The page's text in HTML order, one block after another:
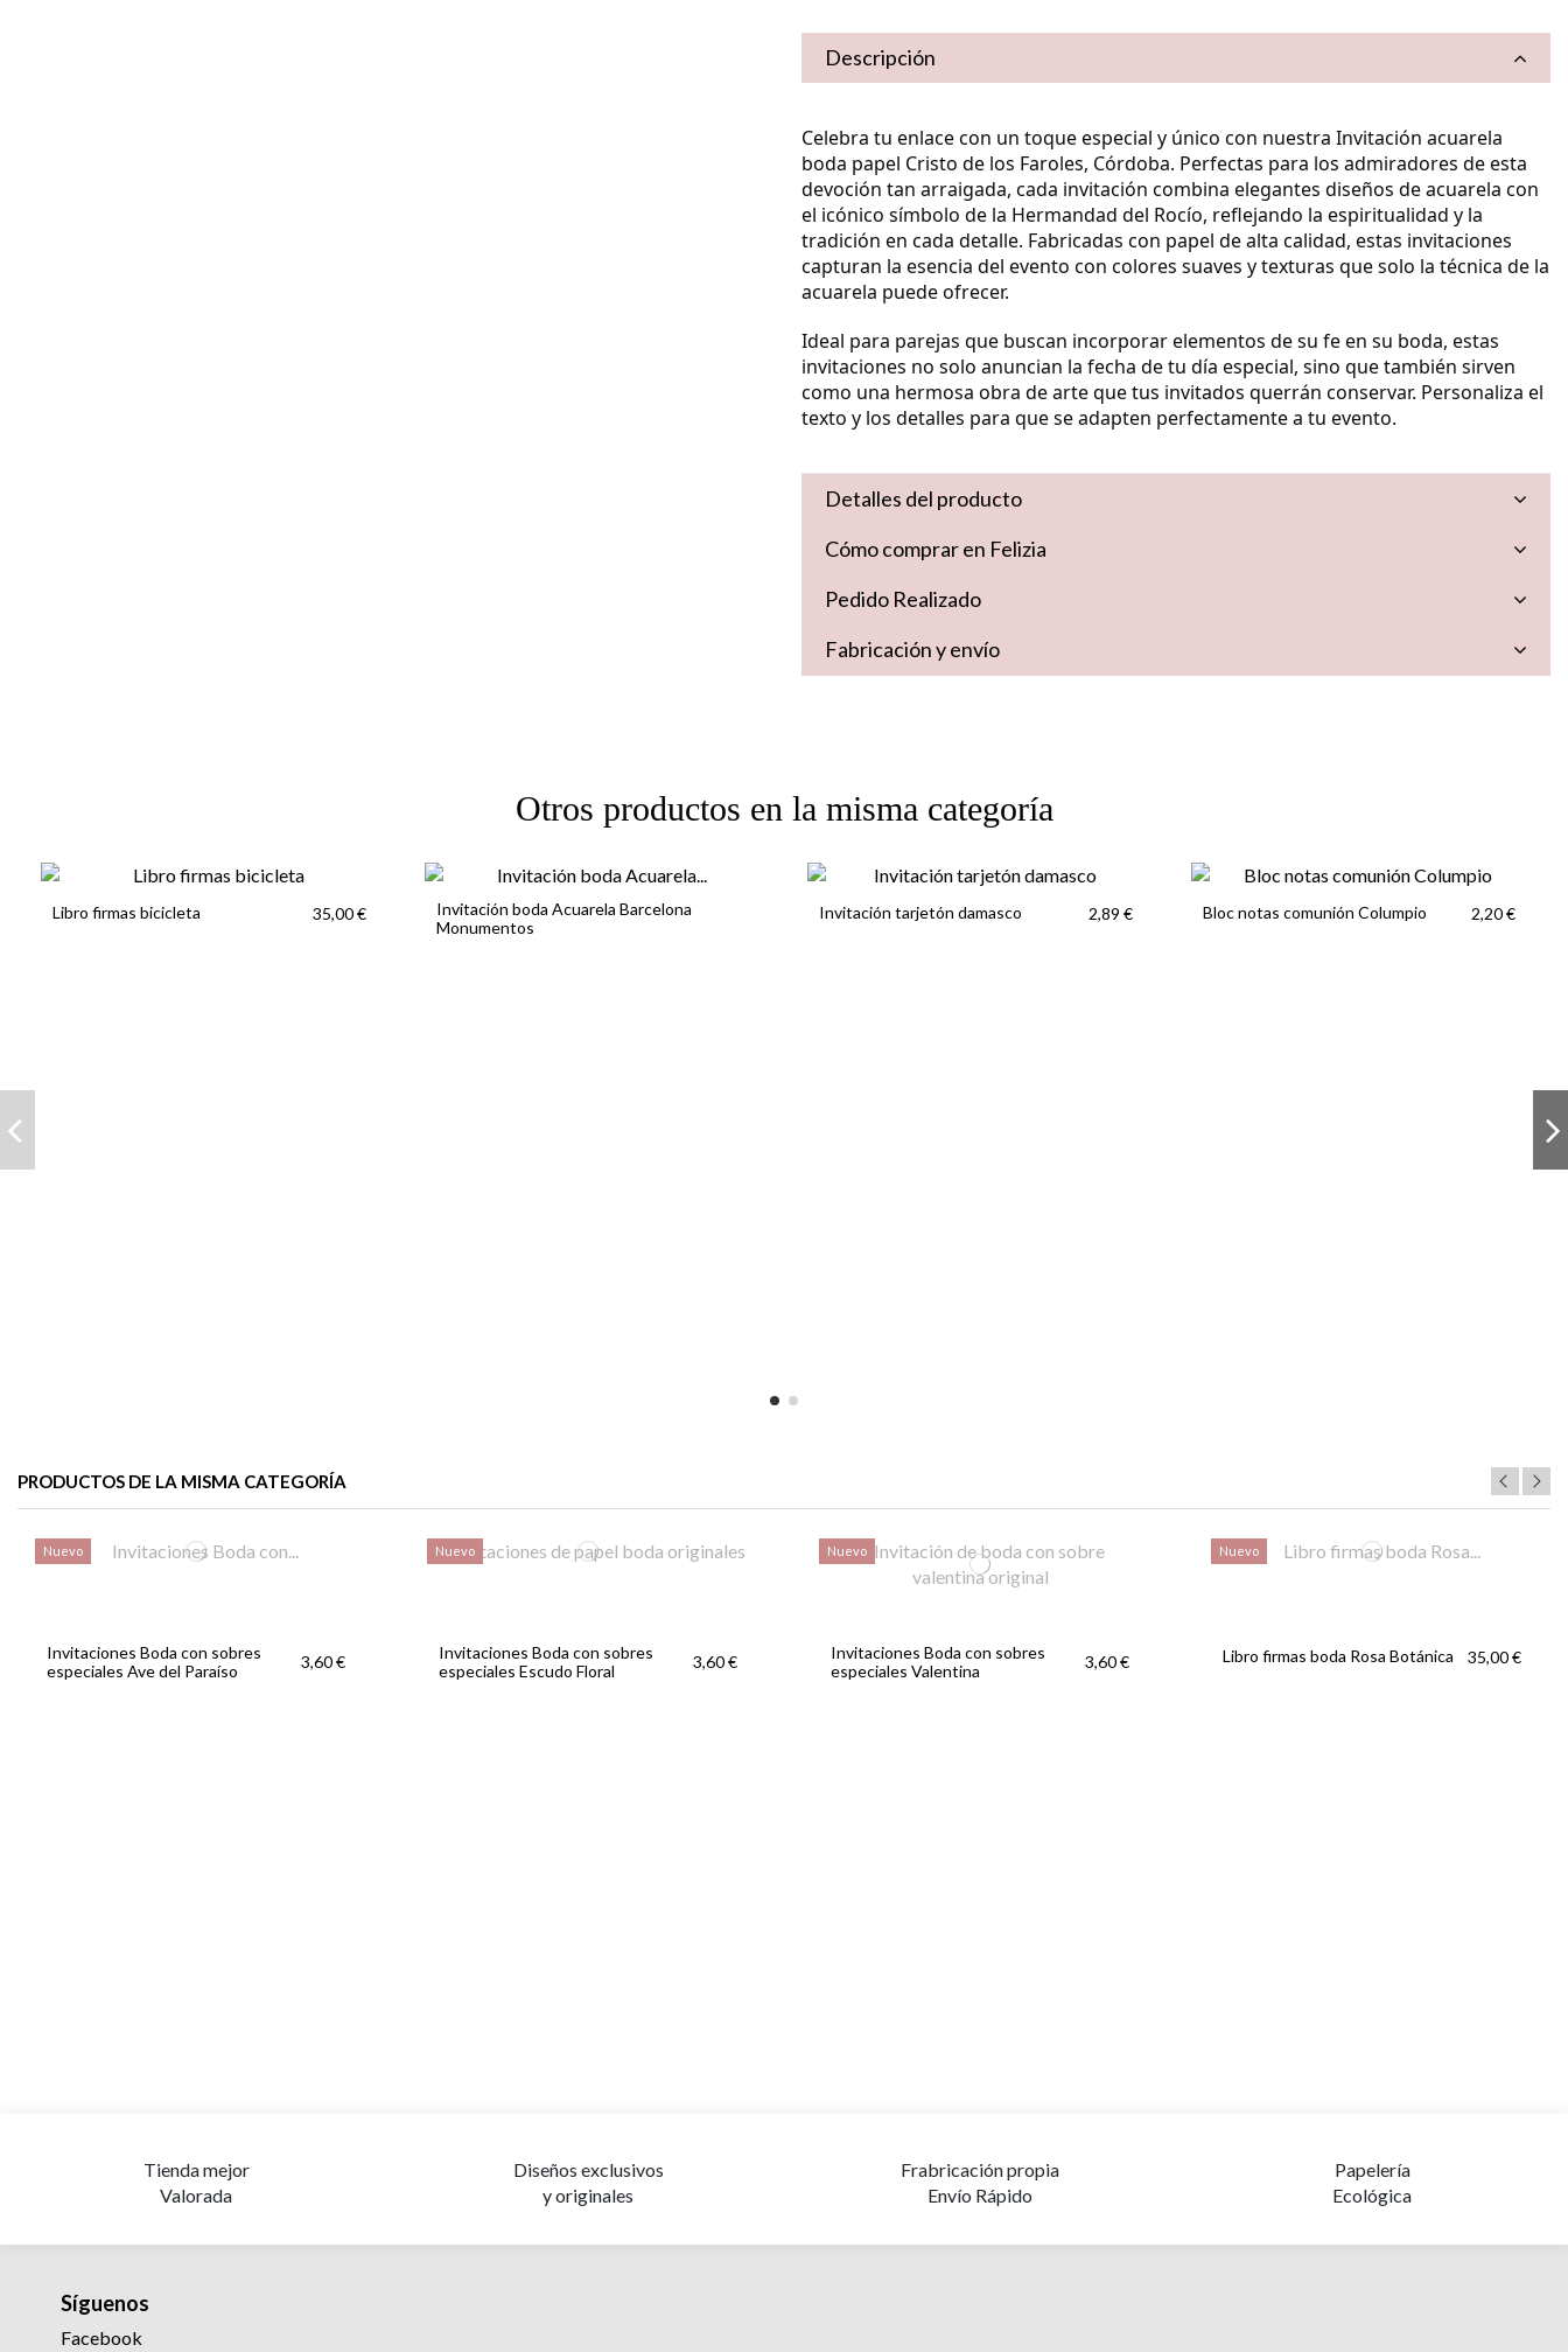
Descripción
Celebra tu enlace con un toque especial y único con nuestra Invitación acuarela
boda papel Cristo de los Faroles, Córdoba. Perfectas para los admiradores de esta
devoción tan arraigada, cada invitación combina elegantes diseños de acuarela con
el icónico símbolo de la Hermandad del Rocío, reflejando la espiritualidad y la
tradición en cada detalle. Fabricadas con papel de alta calidad, estas invitaciones
capturan la esencia del evento con colores suaves y texturas que solo la técnica de la
acuarela puede ofrecer.
Ideal para parejas que buscan incorporar elementos de su fe en su boda, estas
invitaciones no solo anuncian la fecha de tu día especial, sino que también sirven
como una hermosa obra de arte que tus invitados querrán conservar. Personaliza el
texto y los detalles para que se adapten perfectamente a tu evento.
Detalles del producto
Cómo comprar en Felizia
Pedido Realizado
Fabricación y envío
Otros productos en la misma categoría
Libro firmas bicicleta 35,00 €
Invitación boda Acuarela Barcelona
Monumentos
Invitación tarjetón damasco 2,89 € Bloc notas comunión Columpio 2,20 €
PRODUCTOS DE LA MISMA CATEGORÍA
Nuevo
Invitaciones Boda con sobres
especiales Ave del Paraíso
3,60 €
Nuevo
Invitaciones Boda con sobres
especiales Escudo Floral
3,60 €
Nuevo
Invitaciones Boda con sobres
especiales Valentina
3,60 €
Nuevo
Libro firmas boda Rosa Botánica 35,00 €
Tienda mejor
Valorada
Diseños exclusivos
y originales
Frabricación propia
Envío Rápido
Papelería
Ecológica
Síguenos
Facebook